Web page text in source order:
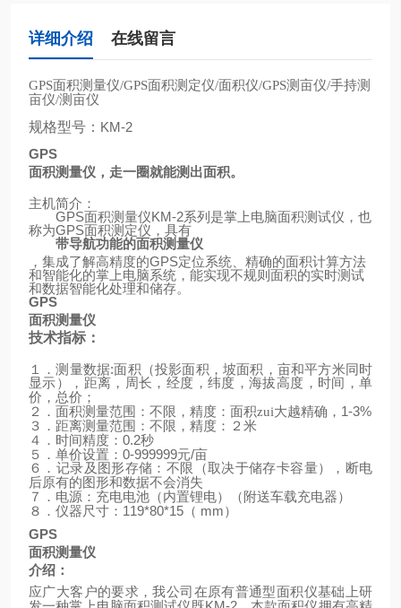
详细介绍 在线留言
GPS面积测量仪/GPS面积测定仪/面积仪/GPS测亩仪/手持测
亩仪/测亩仪
规格型号： KM-2
GPS
面积测量仪，走一圈就能测出面积。
主机简介：
GPS面积测量仪KM-2系列是掌上电脑面积测试仪，也
称为GPS面积测定仪，具有
带导航功能的面积测量仪
，集成了解高精度的GPS定位系统、精确的面积计算方法
和智能化的掌上电脑系统，能实现不规则面积的实时测试
和数据智能化处理和储存。
GPS
面积测量仪
技术指标：
１．测量数据:面积（投影面积，坡面积，亩和平方米同时
显示），距离，周长，经度，纬度，海拔高度，时间，单
价，总价；
２．面积测量范围：不限，精度：面积zui大越精确， 1-3%
３．距离测量范围：不限，精度：２米
４．时间精度： 0.2秒
５．单价设置： 0-999999元/亩
６．记录及图形存储：不限（取决于储存卡容量），断电
后原有的图形和数据不会消失
７．电源：充电电池（内置锂电）
（ 附送车载充电器）
８．仪器尺寸： 119*80*15 （ mm）
GPS
面积测量仪
介绍：
应广大客户的要求，我公司在原有普通型面积仪基础上研